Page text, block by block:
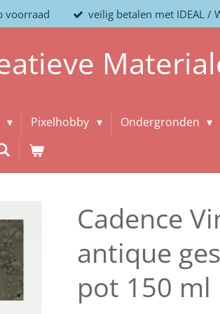
voorraad veilig betalen met IDEAL /
Pixelhobby Ondergronden
Cadence
antique
pot 150 ml